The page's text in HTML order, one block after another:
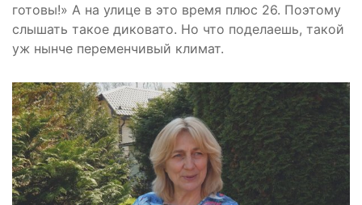
готовы!» А на улице в это время плюс 26. Поэтому
слышать такое диковато. Но что поделаешь, такой
уж нынче переменчивый климат.